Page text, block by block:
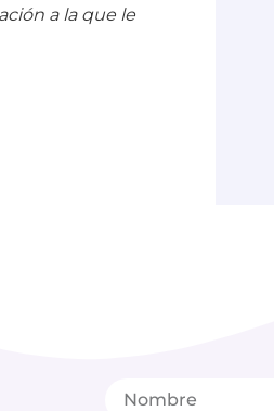
a la que le